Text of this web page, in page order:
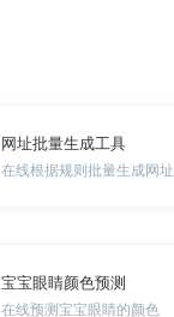
网址批量生成工具
在线根据规则批量生成网址
宝宝眼睛颜色预测
在线预测宝宝眼睛的颜色